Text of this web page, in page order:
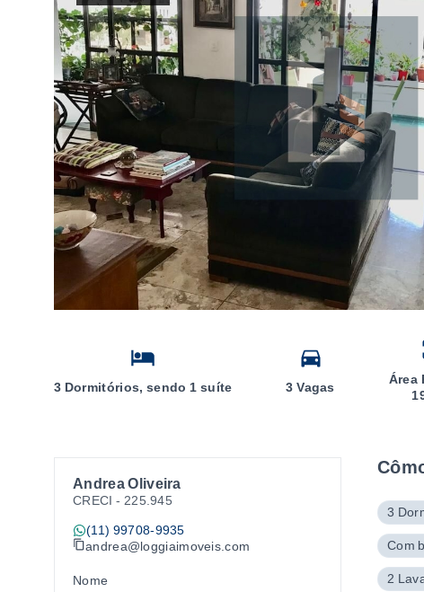
3 Dormitórios, sendo 1 suíte 3 Vagas
Área
Andrea Oliveira
CRECI - 225.945
(11) 99708-9935
andrea@loggiaimoveis.com
Nome
3
Com
2